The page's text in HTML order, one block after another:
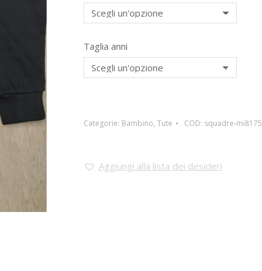
Taglia anni
Categorie: Bambino, Tute COD: squadre-mi8175
Aggiungi alla lista dei desideri